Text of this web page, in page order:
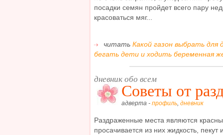
посадки семян пройдет всего пару
красоваться мяг...
читать Какой газон выбрать для
бегать дети и ходить беременная
дневник обо всем
Советы от
адверта - профиль, дневник
Раздраженные места являются
просачивается из них жидкость,